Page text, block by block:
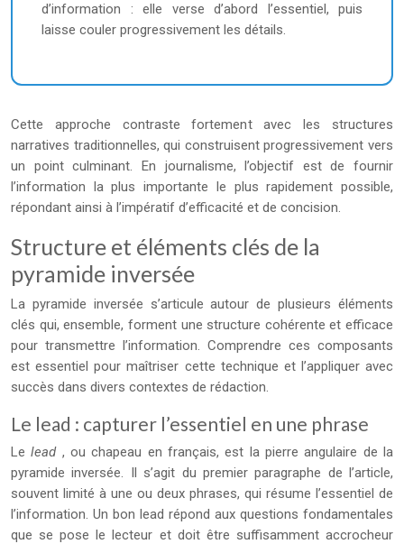
d’information : elle verse d’abord l’essentiel, puis
laisse couler progressivement les détails.
Cette approche contraste fortement avec les structures
narratives traditionnelles, qui construisent progressivement vers
un point culminant. En journalisme, l’objectif est de fournir
l’information la plus importante le plus rapidement possible,
répondant ainsi à l’impératif d’efficacité et de concision.
Structure et éléments clés de la
pyramide inversée
La pyramide inversée s’articule autour de plusieurs éléments
clés qui, ensemble, forment une structure cohérente et efficace
pour transmettre l’information. Comprendre ces composants
est essentiel pour maîtriser cette technique et l’appliquer avec
succès dans divers contextes de rédaction.
Le lead : capturer l’essentiel en une phrase
Lelead , ou chapeau en français, est la pierre angulaire de la
pyramide inversée. Il s’agit du premier paragraphe de l’article,
souvent limité à une ou deux phrases, qui résume l’essentiel de
l’information. Un bon lead répond aux questions fondamentales
que se pose le lecteur et doit être suffisamment accrocheur